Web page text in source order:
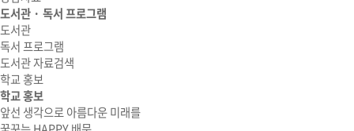
도서관 · 독서 프로그램
도서관
독서 프로그램
도서관 자료검색
학교 홍보
학교 홍보
앞선 생각으로 아름다운 미래를